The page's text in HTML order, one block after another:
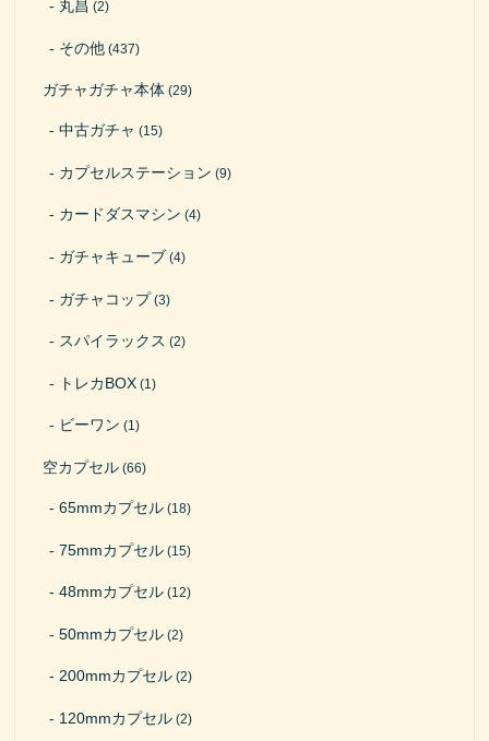
丸昌 (2)
その他 (437)
ガチャガチャ本体 (29)
中古ガチャ (15)
カプセルステーション (9)
カードダスマシン (4)
ガチャキューブ (4)
ガチャコップ(3)
スパイラックス (2)
トレカBOX (1)
ビーワン (1)
空カプセル (66)
65mmカプセル (18)
75mmカプセル (15)
48mmカプセル (12)
50mmカプセル (2)
200mmカプセル (2)
120mmカプセル (2)